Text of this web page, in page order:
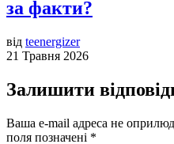
за факти?
від teenergizer
21 Травня 2026
Залишити
Ваша e-mail адреса не
поля позначені *